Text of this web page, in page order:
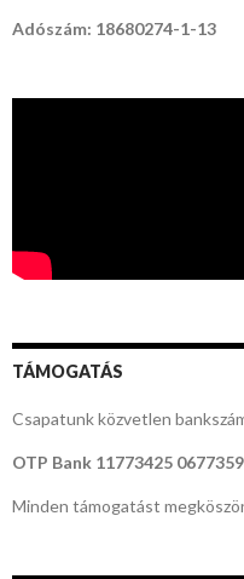
Adószám: 18680274-1-13
TÁMOGATÁS
Csapatunk közvetlen
OTP Bank 11773425
Minden támogatást